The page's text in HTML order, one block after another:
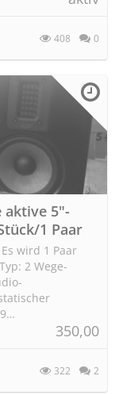
408 0
aktive 5"-
1 Paar
wird 1 Paar
2 Wege-
350,00
322 2